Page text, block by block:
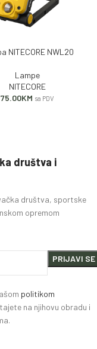
NITECORE NWL20
Lampe
NITECORE
75.00KM sa PDV
društva i
društva, sportske
opremom
politikom
na njihovu obradu i